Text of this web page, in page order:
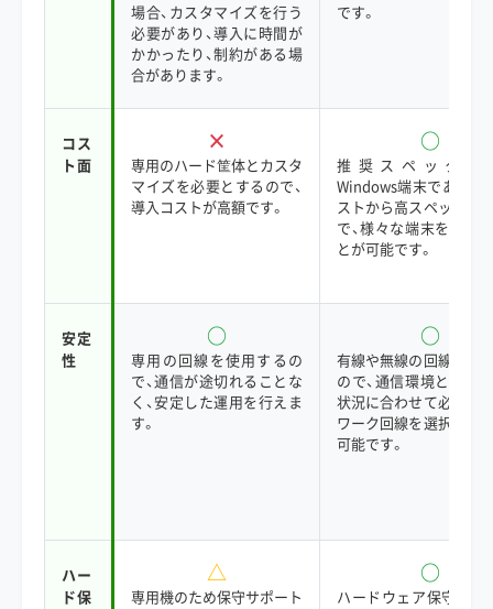
場合、カスタマイズを行う
必要があり、導入に時間が
かかったり、制約がある場
合があります。
です。
コス
ト面
×
専用のハード筐体とカスタ
マイズを必要とするので、
導入コストが高額です。
○
推奨スペック搭
Windows端末であれば
ストから高スペックの
で、様々な端末を選択
とが可能です。
安定
性
○
専用の回線を使用するの
で、通信が途切れることな
く、安定した運用を行えま
す。
○
有線や無線の回線を利
ので、通信環境と店舗
状況に合わせて必要な
ワーク回線を選択する
可能です。
ハー
ド保
△
専用機のため保守サポート
○
ハードウェア保守が手